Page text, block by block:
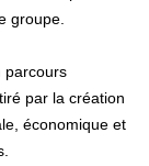
groupe.
parcours
par la création
économique et